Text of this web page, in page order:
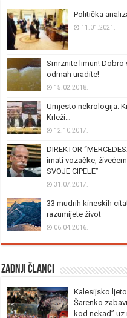
Politička
11.01.2021.
Smrznite limun!
odmah uradite!
15.02.2018.
Umjesto nekrologija:
Krleži…
12.10.2017.
DIREKTOR
imati vozačke,
SVOJE CIPELE”
31.07.2017.
33 mudrih kineskih
razumijete život
06.04.2016.
Zadnji članci
Kalesijsko
Šarenko
kod nekad”